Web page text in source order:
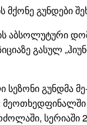
გუნდები
გასულ
გუნდმა
სერიაში